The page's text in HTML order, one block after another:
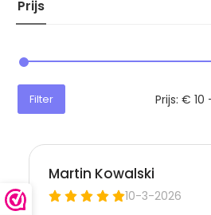
Prijs
Filter Prijs: € 10